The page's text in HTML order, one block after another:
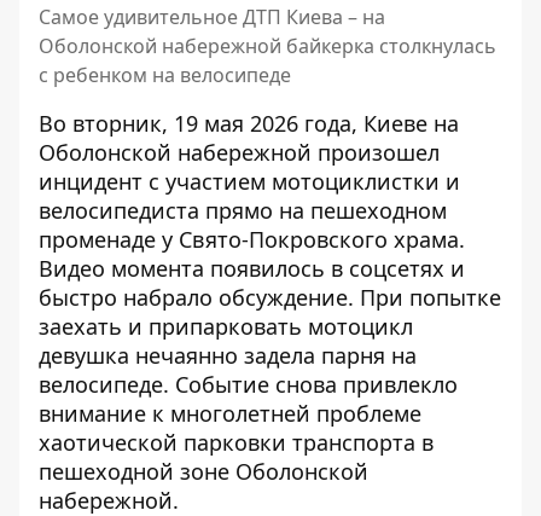
Самое удивительное ДТП Киева – на
Оболонской набережной байкерка столкнулась
с ребенком на велосипеде
Во вторник, 19 мая 2026 года, Киеве на
Оболонской набережной произошел
инцидент с участием мотоциклистки и
велосипедиста прямо на пешеходном
променаде у Свято-Покровского храма.
Видео момента появилось в соцсетях и
быстро набрало обсуждение. При попытке
заехать и припарковать мотоцикл
девушка нечаянно задела парня на
велосипеде. Событие снова привлекло
внимание к многолетней проблеме
хаотической парковки транспорта в
пешеходной зоне Оболонской
набережной.